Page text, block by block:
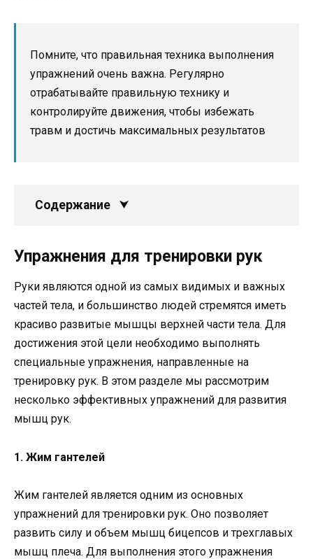
Помните, что правильная техника выполнения
упражнений очень важна. Регулярно
отрабатывайте правильную технику и
контролируйте движения, чтобы избежать
травм и достичь максимальных результатов
Содержание
Упражнения для тренировки рук
Руки являются одной из самых видимых и важных
частей тела, и большинство людей стремятся иметь
красиво развитые мышцы верхней части тела. Для
достижения этой цели необходимо выполнять
специальные упражнения, направленные на
тренировку рук. В этом разделе мы рассмотрим
несколько эффективных упражнений для развития
мышц рук.
1. Жим гантелей
Жим гантелей является одним из основных
упражнений для тренировки рук. Оно позволяет
развить силу и объем мышц бицепсов и трехглавых
мышц плеча. Для выполнения этого упражнения